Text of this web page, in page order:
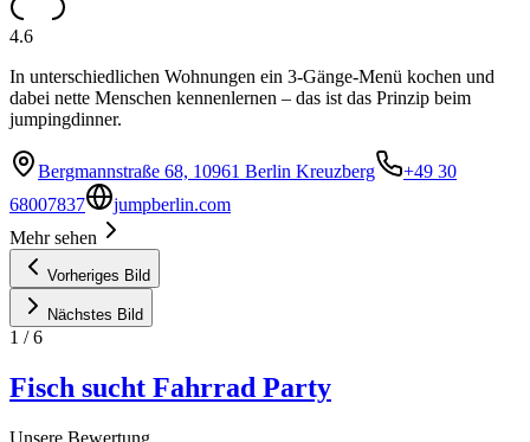
4.6
In unterschiedlichen Wohnungen ein 3-Gänge-Menü kochen und
dabei nette Menschen kennenlernen – das ist das Prinzip beim
jumpingdinner.
Bergmannstraße 68, 10961 Berlin Kreuzberg
+49 30
68007837
jumpberlin.com
Mehr sehen
Vorheriges Bild
Nächstes Bild
1 /6
Fisch sucht Fahrrad Party